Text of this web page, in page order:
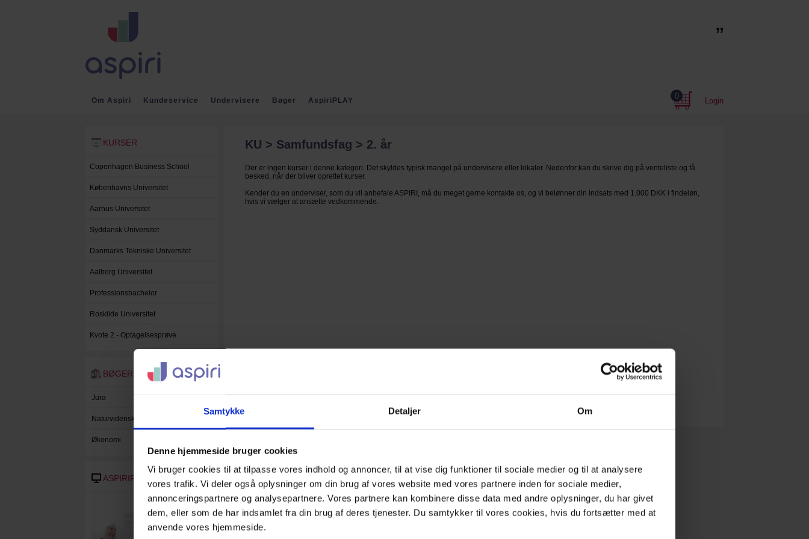
Samtykke Detaljer Om
Denne hjemmeside bruger cookies
Vi bruger cookies til at tilpasse vores indhold og annoncer, til at vise dig funktioner til sociale medier og til at analysere
vores trafik. Vi deler også oplysninger om din brug af vores website med vores partnere inden for sociale medier,
annonceringspartnere og analysepartnere. Vores partnere kan kombinere disse data med andre oplysninger, du har givet
dem, eller som de har indsamlet fra din brug af deres tjenester. Du samtykker til vores cookies, hvis du fortsætter med at
anvende vores hjemmeside.
”
Om Aspiri Kundeservice Undervisere Bøger AspiriPLAY
0
Login
KURSER
Copenhagen Business School
Københavns Universitet
Aarhus Universitet
Syddansk Universitet
Danmarks Tekniske Universitet
Aalborg Universitet
Professionsbachelor
Roskilde Universitet
Kvote 2 - Optagelsesprøve
BØGER
Jura
Naturvidenskab
Økonomi
ASPIRIPLAY
KU > Samfundsfag > 2. år
Der er ingen kurser i denne kategori. Det skyldes typisk mangel på undervisere eller lokaler. Nedenfor kan du skrive dig på venteliste og få
besked, når der bliver oprettet kurser.
Kender du en underviser, som du vil anbefale ASPIRI, må du meget gerne kontakte os, og vi belønner din indsats med 1.000 DKK i findeløn,
hvis vi vælger at ansætte vedkommende.